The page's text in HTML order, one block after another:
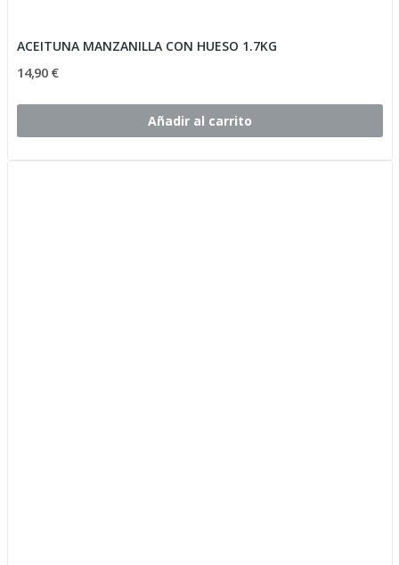
ACEITUNA MANZANILLA CON HUESO 1.7KG
14,90 €
Añadir al carrito